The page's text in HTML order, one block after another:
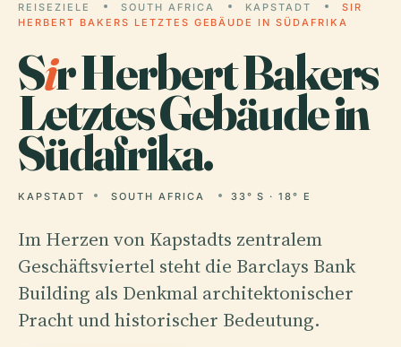
REISEZIELE SOUTH AFRICA KAPSTADT
SIR
HERBERT BAKERS LETZTES GEBÄUDE IN SÜDAFRIKA
Sir Herbert Bakers
Letztes Gebäude in
Südafrika.
KAPSTADT SOUTH AFRICA 33° S · 18° E
Im Herzen von Kapstadts zentralem
Geschäftsviertel steht die Barclays Bank
Building als Denkmal architektonischer
Pracht und historischer Bedeutung.